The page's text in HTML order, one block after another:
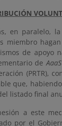
en paralelo,
miembro
de apoyo
de AaaS
(PRTR),
que,
listado final
a este
por el